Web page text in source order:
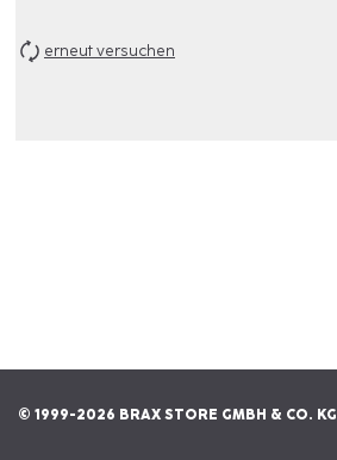
erneut versuchen
© 1999-2026 BRAX STORE GMBH & CO. KG